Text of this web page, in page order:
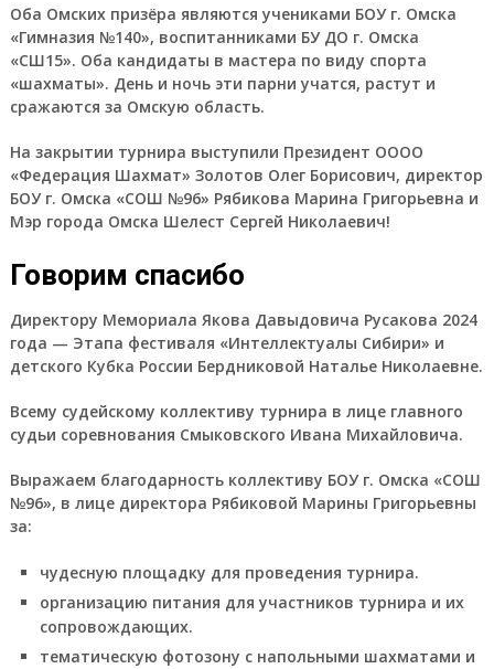
Оба Омских призёра являются учениками БОУ г. Омска
«Гимназия №140», воспитанниками БУ ДО г. Омска
«СШ15». Оба кандидаты в мастера по виду спорта
«шахматы». День и ночь эти парни учатся, растут и
сражаются за Омскую область.
На закрытии турнира выступили Президент ОООО
«Федерация Шахмат» Золотов Олег Борисович, директор
БОУ г. Омска «СОШ №96» Рябикова Марина Григорьевна и
Мэр города Омска Шелест Сергей Николаевич!
Говорим спасибо
Директору Мемориала Якова Давыдовича Русакова 2024
года — Этапа фестиваля «Интеллектуалы Сибири» и
детского Кубка России Бердниковой Наталье Николаевне.
Всему судейскому коллективу турнира в лице главного
судьи соревнования Смыковского Ивана Михайловича.
Выражаем благодарность коллективу БОУ г. Омска «СОШ
№96», в лице директора Рябиковой Марины Григорьевны
за:
чудесную площадку для проведения турнира.
организацию питания для участников турнира и их
сопровождающих.
тематическую фотозону с напольными шахматами и